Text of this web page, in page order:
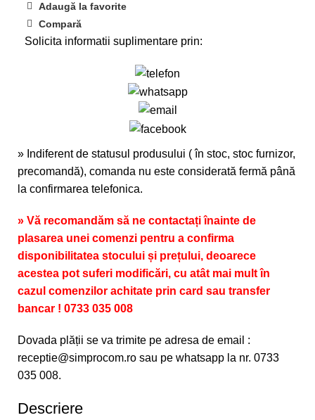
Adaugă la favorite
Compară
Solicita informatii suplimentare prin:
» Indiferent de statusul produsului ( în stoc, stoc furnizor,
precomandă), comanda nu este considerată fermă până
la confirmarea telefonica.
» Vă recomandăm să ne contactați înainte de
plasarea unei comenzi pentru a confirma
disponibilitatea stocului și prețului, deoarece
acestea pot suferi modificări, cu atât mai mult în
cazul comenzilor achitate prin card sau transfer
bancar ! 0733 035 008
Dovada plății se va trimite pe adresa de email :
receptie@simprocom.ro sau pe whatsapp la nr. 0733
035 008.
Descriere